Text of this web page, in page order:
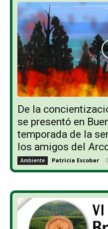
De la
se presentó en
temporada de la
los amigos del
Ambiente Patricia Escobar -